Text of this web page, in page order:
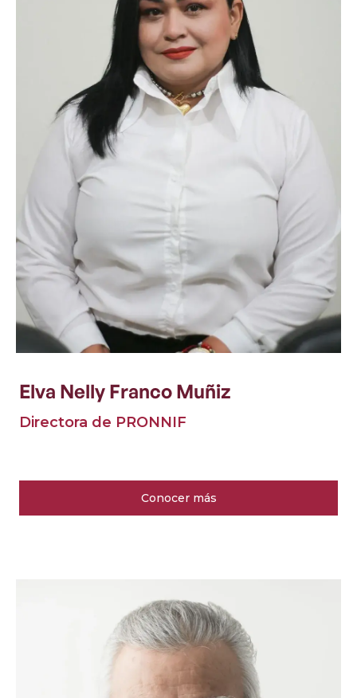
Elva Nelly Franco Muñiz
Directora de PRONNIF
Conocer más